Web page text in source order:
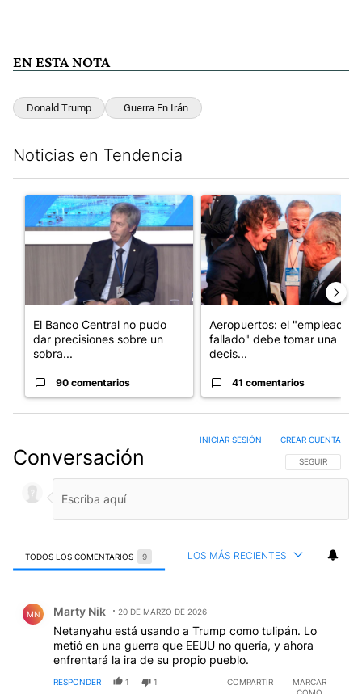
EN ESTA NOTA
Donald Trump . Guerra En Irán
Noticias en Tendencia
Un artículo de tendencia con el título "El Banco Central no
El Banco Central no pudo
dar precisiones sobre un
sobra...
90 comentarios
Un artículo de tendencia con
Aeropuertos: el "empleado
fallado" debe tomar una
decis...
41 comentarios
Conversación SIGA ESTA
SEGUIR
INICIAR SESIÓN CREAR CUENTA
TODOS LOS COMENTARIOS 9 LOS MÁS RECIENTES
MN Marty Nik 20 DE MARZO DE 2026
Netanyahu está usando a Trump como tulipán. Lo
metió en una guerra que EEUU no quería, y ahora
enfrentará la ira de su propio pueblo.
RESPONDER 1 1 COMPARTIR
MARCAR